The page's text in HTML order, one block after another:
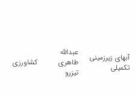
آبهای زیرزمینی
تکمیلی
عبدالله
طاهری
تیزرو
کشاورزی